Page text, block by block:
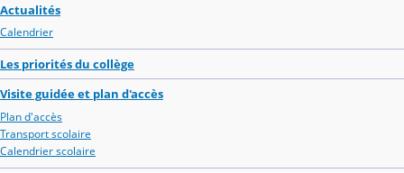
Actualités
Calendrier
Les priorités du collège
Visite guidée et plan d'accès
Plan d'accès
Transport scolaire
Calendrier scolaire